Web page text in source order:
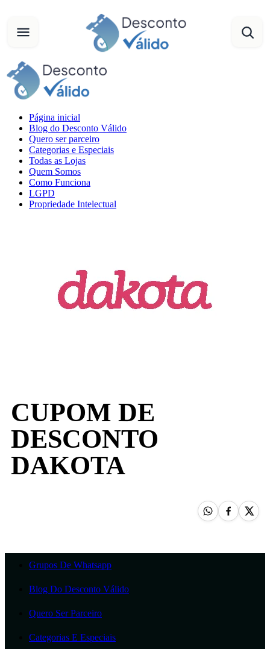
Página inicial
Blog do Desconto Válido
Quero ser parceiro
Categorias e Especiais
Todas as Lojas
Quem Somos
Como Funciona
LGPD
Propriedade Intelectual
CUPOM DE
DESCONTO
DAKOTA
Grupos De Whatsapp
Blog Do Desconto Válido
Quero Ser Parceiro
Categorias E Especiais